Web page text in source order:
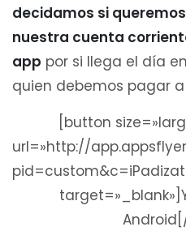
decidamos si
nuestra cuenta
app por si llega el día
quien debemos pagar
[button
url=»http://